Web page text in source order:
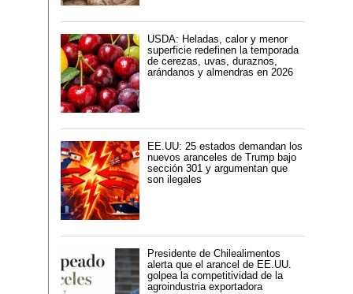
USDA: Heladas, calor y menor
superficie redefinen la temporada
de cerezas, uvas, duraznos,
arándanos y almendras en 2026
EE.UU: 25 estados demandan los
nuevos aranceles de Trump bajo
sección 301 y argumentan que
son ilegales
Presidente de Chilealimentos
alerta que el arancel de EE.UU.
golpea la competitividad de la
agroindustria exportadora